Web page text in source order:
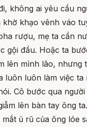
không ai yêu cầu
khờ khạo vênh váo
rượu, mẹ ta cần
gội đầu. Hoặc ta
lên mình lão, nhưng
luôn luôn làm việc ta
Cô bước qua
lên bàn tay ông
ủ rũ của ông lóe